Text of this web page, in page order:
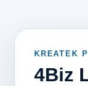
KREATEK
4Biz